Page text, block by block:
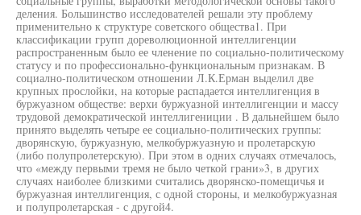
деления. Большинство исследователей решали эту проблему
применительно к структуре советского общества1. При
классификации групп дореволюционной интеллигенции
распространенным было ее членение по социально-политическому
статусу и по профессионально-функциональным признакам. В
социално-политическом отношении Л.К.Ерман выделил две
крупных прослойки, на которые распадается интеллигенция в
буржуазном обществе: верхи буржуазной интеллигенции и массу
трудовой демократической интеллигениции . В дальнейшем было
принято выделять четыре ее социально-политических группы:
дворянскую, буржуазную, мелкобуржуазную и пролетарскую
(либо полупролетерскую). При этом в одних случаях отмечалось,
что «между первыми тремя не было четкой грани»3, в других
случаях наиболее близкими считались дворянско-помещичья и
буржуазная интеллигенция, с одной стороны, и мелкобуржуазная
и полупролетарская - с другой4.